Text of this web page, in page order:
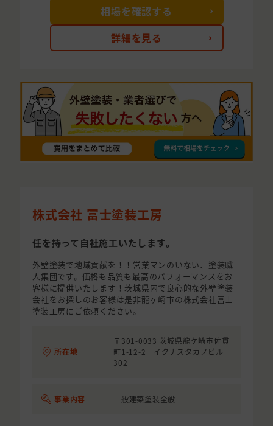
詳細を見る
相場を確認する
株式会社 富士塗装工房
任を持って自社施工いたします。
外壁塗装で地域貢献を！！営業マンのいない、塗装職
人集団です。価格も品質も最高のパフォーマンスをお
客様に提供いたします！茨城県内で良心的な外壁塗装
会社をお探しのお客様は是非龍ヶ崎市の株式会社富士
塗装工房にご依頼ください。
所在地
〒301-0033 茨城県龍ケ崎市佐貫
町1-12-2 イクナスタカノビル
302
事業内容 一般建築塗装全般